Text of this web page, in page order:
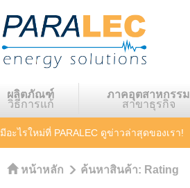
ผลิตภัณฑ์
วิธีการแก้
ภาคอุตสาหกรรม
สาขาธุรกิจ
มีอะไรใหม่ที่ PARALEC ดูข่าวล่าสุดของเรา!
หน้าหลัก ค้นหาสินค้า: Rating